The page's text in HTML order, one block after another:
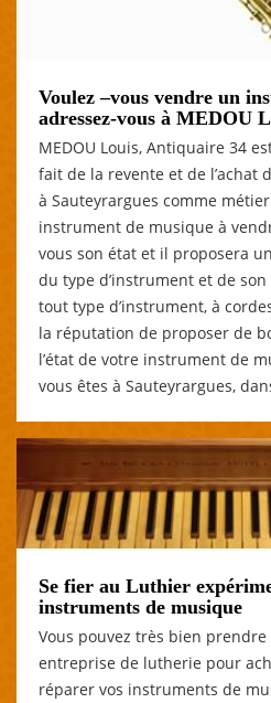
Voulez –vous vendre un
adressez-vous à MEDOU
MEDOU Louis, Antiquaire 34
fait de la revente et de l’achat
à Sauteyrargues comme
instrument de musique à
vous son état et il proposera
du type d’instrument et de
tout type d’instrument, à
la réputation de proposer de
l’état de votre instrument de
vous êtes à Sauteyrargues,
Se fier au Luthier
instruments de musique
Vous pouvez très bien
entreprise de lutherie pour
réparer vos instruments de